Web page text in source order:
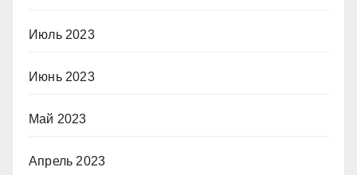
Июль 2023
Июнь 2023
Май 2023
Апрель 2023